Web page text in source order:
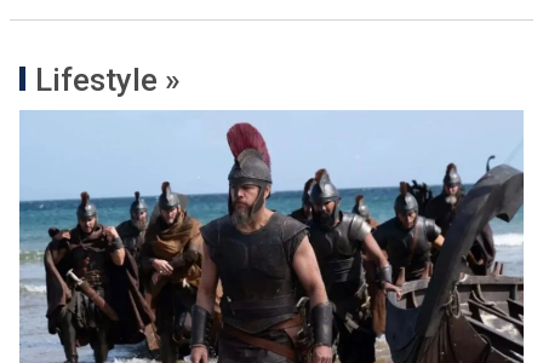
Lifestyle »